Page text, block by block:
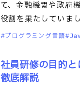
て、金融機関や政府
役割を果たしていま
す。
プログラミング言語
社員研修の目的
徹底解説